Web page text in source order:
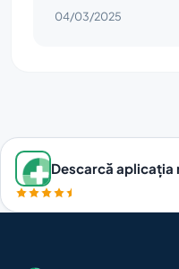
04/03/2025
Descarcă